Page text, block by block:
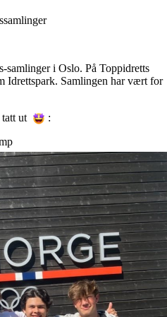
samlinger i Oslo. På Toppidretts
Idrettspark. Samlingen har vært for
ut
: